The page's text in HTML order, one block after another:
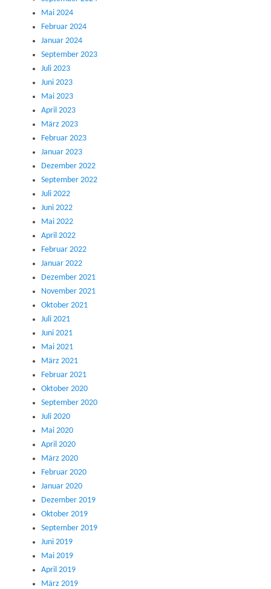
Mai 2024
Februar 2024
Januar 2024
September 2023
Juli 2023
Juni 2023
Mai 2023
April 2023
März 2023
Februar 2023
Januar 2023
Dezember 2022
September 2022
Juli 2022
Juni 2022
Mai 2022
April 2022
Februar 2022
Januar 2022
Dezember 2021
November 2021
Oktober 2021
Juli 2021
Juni 2021
Mai 2021
März 2021
Februar 2021
Oktober 2020
September 2020
Juli 2020
Mai 2020
April 2020
März 2020
Februar 2020
Januar 2020
Dezember 2019
Oktober 2019
September 2019
Juni 2019
Mai 2019
April 2019
März 2019